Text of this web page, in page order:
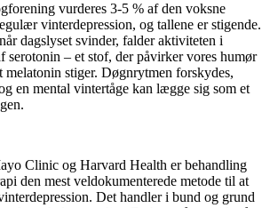
vurderes 3-5 % af den voksne
vinterdepression, og tallene er stigende.
dagslyset svinder, falder aktiviteten i
serotonin – et stof, der påvirker vores humør
melatonin stiger. Døgnrytmen forskydes,
en mental vintertåge kan lægge sig som et
Clinic og Harvard Health er behandling
den mest veldokumenterede metode til at
Det handler i bund og grund